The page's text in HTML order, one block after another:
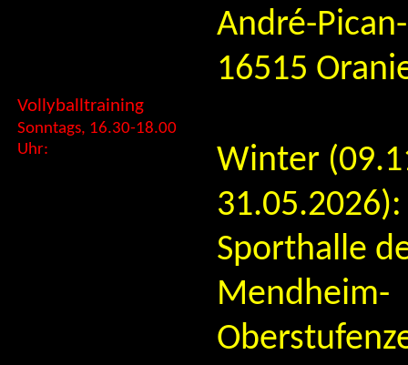
André-
16515
Vollyballtraining
Sonntags, 16.30-18.00
Uhr:
Winter
Sporthalle
Mendheim-